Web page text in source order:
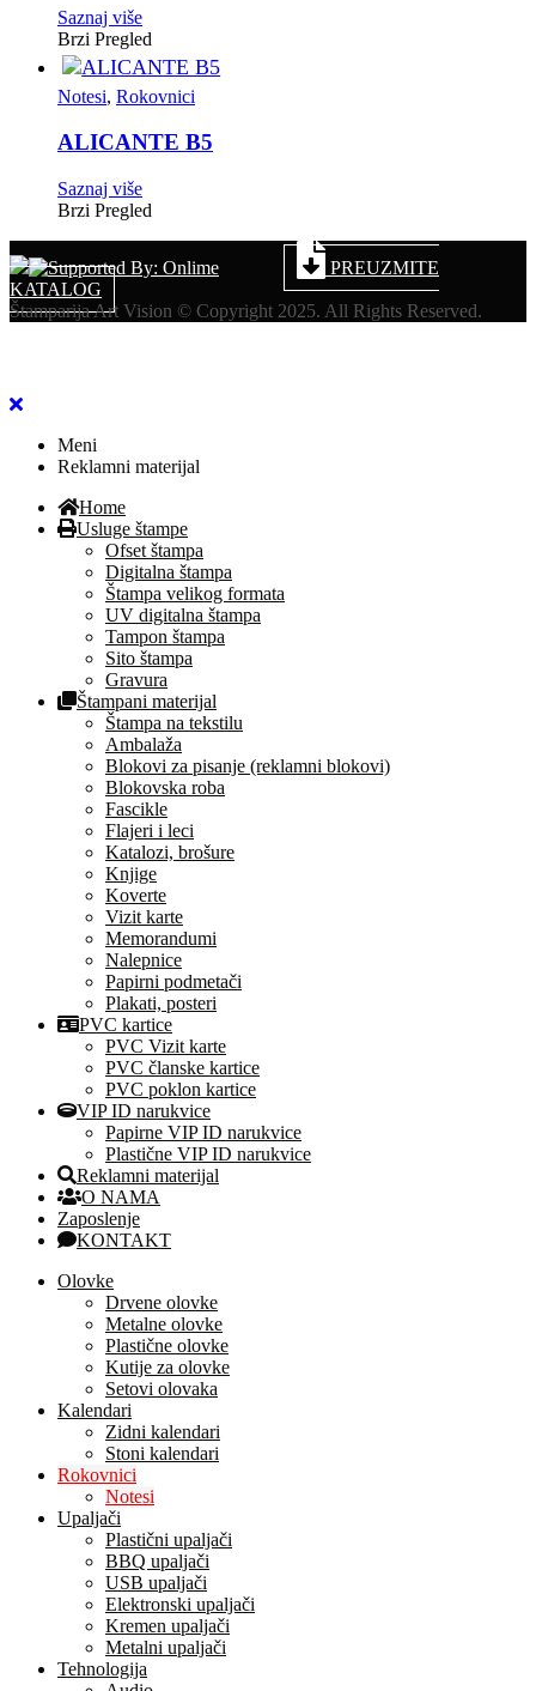
Saznaj više
Brzi Pregled
Notesi, Rokovnici
ALICANTE B5
Saznaj više
Brzi Pregled
PREUZMITE
KATALOG
Štamparija Art Vision © Copyright 2025. All Rights Reserved.
Meni
Reklamni materijal
Home
Usluge štampe
Ofset štampa
Digitalna štampa
Štampa velikog formata
UV digitalna štampa
Tampon štampa
Sito štampa
Gravura
Štampani materijal
Štampa na tekstilu
Ambalaža
Blokovi za pisanje (reklamni blokovi)
Blokovska roba
Fascikle
Flajeri i leci
Katalozi, brošure
Knjige
Koverte
Vizit karte
Memorandumi
Nalepnice
Papirni podmetači
Plakati, posteri
PVC kartice
PVC Vizit karte
PVC članske kartice
PVC poklon kartice
VIP ID narukvice
Papirne VIP ID narukvice
Plastične VIP ID narukvice
Reklamni materijal
O NAMA
Zaposlenje
KONTAKT
Olovke
Drvene olovke
Metalne olovke
Plastične olovke
Kutije za olovke
Setovi olovaka
Kalendari
Zidni kalendari
Stoni kalendari
Rokovnici
Notesi
Upaljači
Plastični upaljači
BBQ upaljači
USB upaljači
Elektronski upaljači
Kremen upaljači
Metalni upaljači
Tehnologija